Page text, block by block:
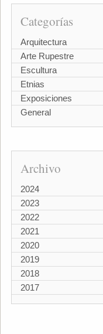
Categorías
Arquitectura
Arte Rupestre
Escultura
Etnias
Exposiciones
General
Archivo
2024
2023
2022
2021
2020
2019
2018
2017